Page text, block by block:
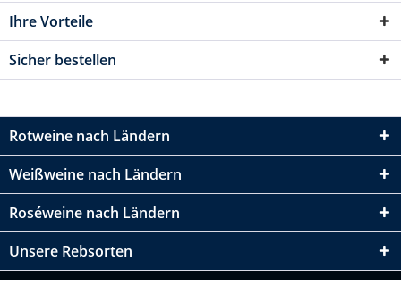
Ihre Vorteile
Sicher bestellen
Rotweine nach Ländern
Weißweine nach Ländern
Roséweine nach Ländern
Unsere Rebsorten